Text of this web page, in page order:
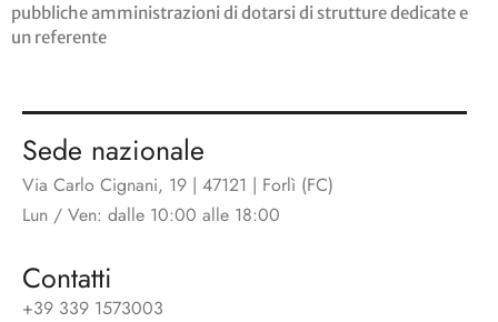
pubbliche amministrazioni di dotarsi di strutture dedicate e
un referente
Sede nazionale
Via Carlo Cignani, 19 | 47121 | Forlì (FC)
Lun / Ven: dalle 10:00 alle 18:00
Contatti
+39 339 1573003